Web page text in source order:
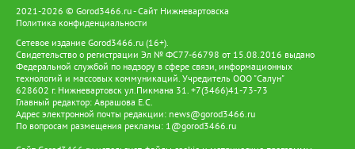
2021-2026 © Gorod3466.ru - Сайт Нижневартовска
Политика конфиденциальности
Сетевое издание Gorod3466.ru (16+).
Свидетельство о регистрации Эл № ФС77-66798 от 15.08.2016 выдано
Федеральной службой по надзору в сфере связи, информационных
технологий и массовых коммуникаций. Учредитель ООО "Салун"
628602 г. Нижневартовск ул.Пикмана 31. +7(3466)41-73-73
Главный редактор: Аврашова Е.С.
Адрес электронной почты редакции: news@gorod3466.ru
По вопросам размещения рекламы: 1@gorod3466.ru